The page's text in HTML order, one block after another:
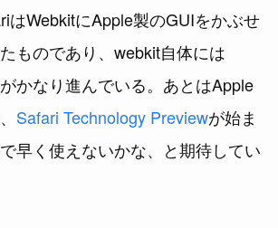
はWebkitにApple製のGUIをかぶせ
ものであり、webkit自体には
かなり進んでいる。あとはApple
Safari Technology Previewが始ま
早く使えないかな、と期待してい